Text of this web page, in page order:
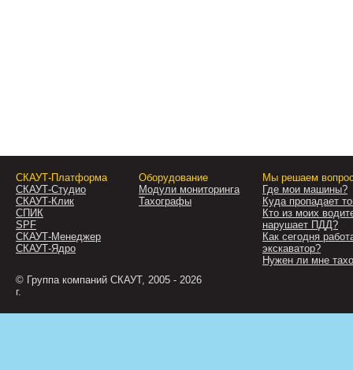
СКАУТ-Платформа
СКАУТ-Студио
СКАУТ-Клик
СПИК
SPF
СКАУТ-Менеджер
СКАУТ-Ядро
Оборудование
Модули мониторинга
Тахографы
Мы решаем
Где мои машины?
Куда пропадает
Кто из моих
нарушает ПДД?
Как сегодня
экскаватор?
Нужен ли мне
© Группа компаний СКАУТ, 2005 - 2026
г.